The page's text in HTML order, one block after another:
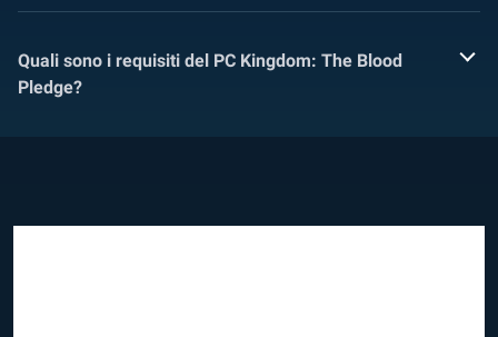
Quali sono i requisiti del PC Kingdom: The Blood
Pledge?